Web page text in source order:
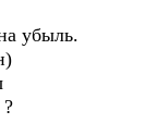
убыль.